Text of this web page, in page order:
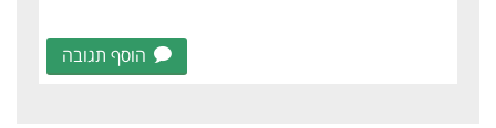
הוסף תגובה